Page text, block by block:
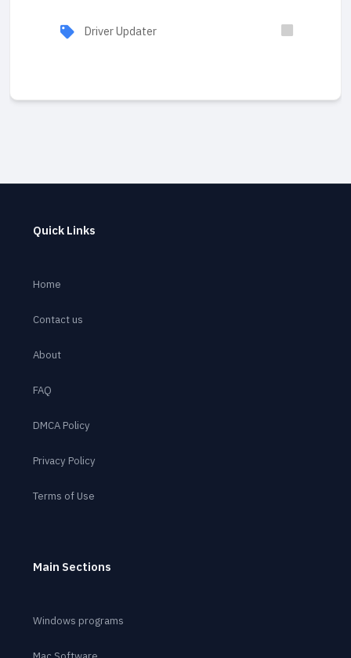
Driver Updater
Quick Links
Home
Contact us
About
FAQ
DMCA Policy
Privacy Policy
Terms of Use
Main Sections
Windows programs